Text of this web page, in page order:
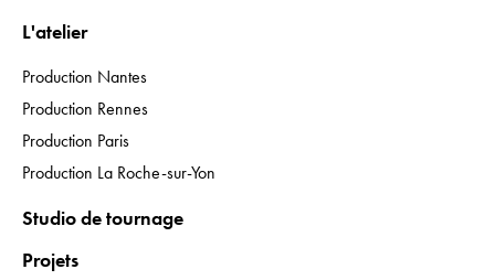
L'atelier
Production Nantes
Production Rennes
Production Paris
Production La Roche-sur-Yon
Studio de tournage
Projets